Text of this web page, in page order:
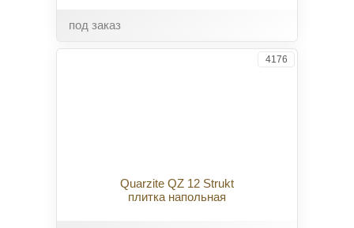
под заказ
4176
Quarzite QZ 12 Strukt
плитка напольная